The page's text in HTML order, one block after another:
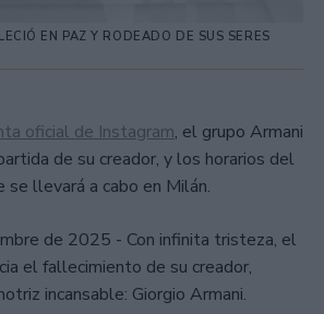
EN PAZ Y RODEADO DE SUS SERES
oficial de Instagram, el grupo Armani
de su creador, y los horarios del
se llevará a cabo en Milán.
de 2025 - Con infinita tristeza, el
el fallecimiento de su creador,
incansable: Giorgio Armani.